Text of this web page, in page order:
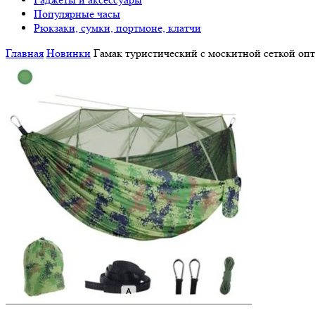
Популярные часы
Рюкзаки, сумки, портмоне, клатчи
Главная Новинки Гамак туристический с москитной сеткой